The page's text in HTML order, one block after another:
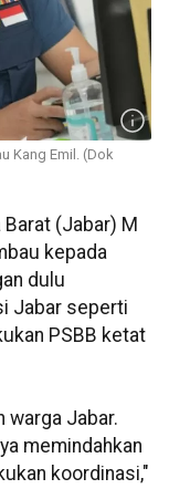
Kang Emil. (Dok
Barat (Jabar) M
kepada
dulu
Jabar seperti
PSBB ketat
warga Jabar.
memindahkan
koordinasi,"